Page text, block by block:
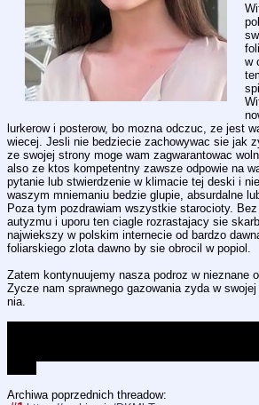
w
lurkerow i posterow, bo mozna odczuc, ze jest
wiecej. Jesli nie bedziecie zachowywac sie jak
ze swojej strony moge wam zagwarantowac
also ze ktos kompetentny zawsze odpowie na
pytanie lub stwierdzenie w klimacie tej deski i
waszym mniemaniu bedzie glupie, absurdalne
Poza tym pozdrawiam wszystkie starocioty.
autyzmu i uporu ten ciagle rozrastajacy sie
najwiekszy w polskim internecie od bardzo
foliarskiego zlota dawno by sie obrocil w popiol.
Zatem kontynuujemy nasza podroz w nieznane
Zycze nam sprawnego gazowania zyda w
nia.
Archiwa poprzednich threadow: